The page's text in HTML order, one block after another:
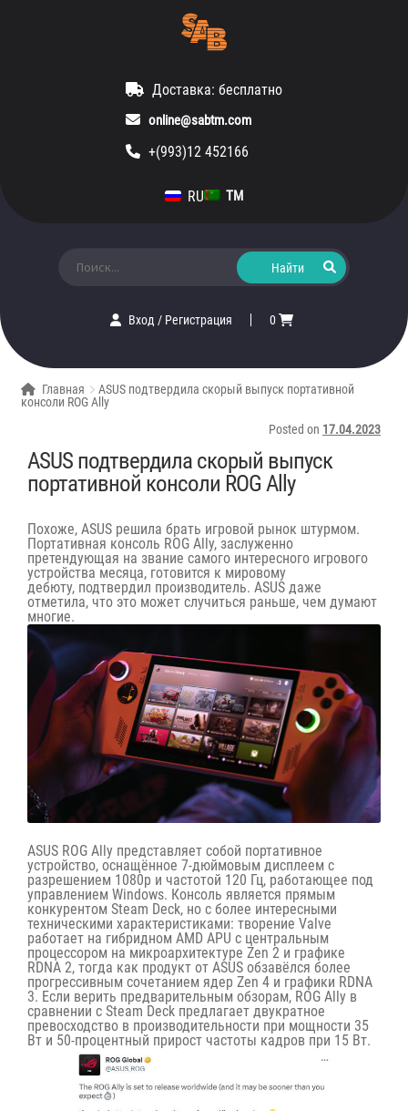
Доставка: бесплатно
online@sabtm.com
+(993)12 452166
RU TM
Вход/ Регистрация 0
Главная
ASUS подтвердила скорый выпуск портативной
консоли ROG Ally
Posted on 17.04.2023
ASUS подтвердила скорый выпуск
портативной консоли ROG Ally
Похоже, ASUS решила брать игровой рынок штурмом.
Портативная консоль ROG Ally, заслуженно
претендующая на звание самого интересного игрового
устройства месяца, готовится к мировому
дебюту, подтвердил производитель. ASUS даже
отметила, что это может случиться раньше, чем думают
многие.
ASUS ROG Ally представляет собой портативное
устройство, оснащённое 7-дюймовым дисплеем с
разрешением 1080p и частотой 120 Гц, работающее под
управлением Windows. Консоль является прямым
конкурентом Steam Deck, но с более интересными
техническими характеристиками: творение Valve
работает на гибридном AMD APU с центральным
процессором на микроархитектуре Zen 2 и графике
RDNA 2, тогда как продукт от ASUS обзавёлся более
прогрессивным сочетанием ядер Zen 4 и графики RDNA
3. Если верить предварительным обзорам, ROG Ally в
сравнении с Steam Deck предлагает двукратное
превосходство в производительности при мощности 35
Вт и 50-процентный прирост частоты кадров при 15 Вт.